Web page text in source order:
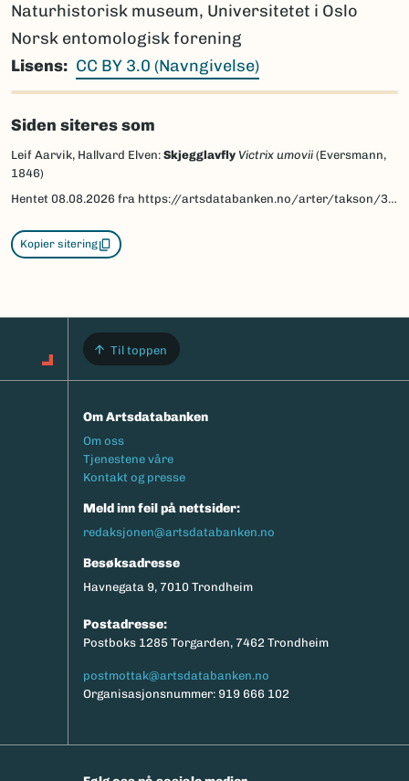
Naturhistorisk museum, Universitetet i Oslo
Norsk entomologisk forening
Lisens
CC BY 3.0 (Navngivelse)
Siden siteres som
Leif Aarvik, Hallvard Elven: Skjegglavfly Victrix umovii (Eversmann,
1846)
Hentet 08.08.2026 fra https://artsdatabanken.no/arter/takson/30643/beskrivelse
Kopier sitering
Til toppen
Om Artsdatabanken
Footermeny
Om oss
Tjenestene våre
Kontakt og presse
Meld inn feil på nettsider:
redaksjonen@artsdatabanken.no
Besøksadresse
Havnegata 9, 7010 Trondheim
Postadresse:
Postboks 1285 Torgarden, 7462 Trondheim
postmottak@artsdatabanken.no
Organisasjonsnummer: 919 666 102